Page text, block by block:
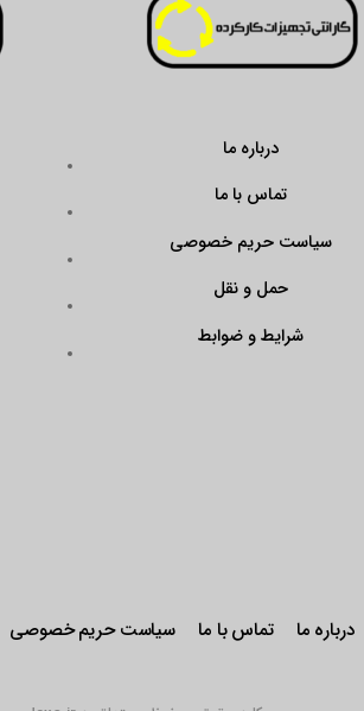
درباره ما
تماس با ما
سیاست حریم خصوصی
حمل و نقل
شرایط و ضوابط
درباره ما تماس با ما سیاست حریم خصوصی